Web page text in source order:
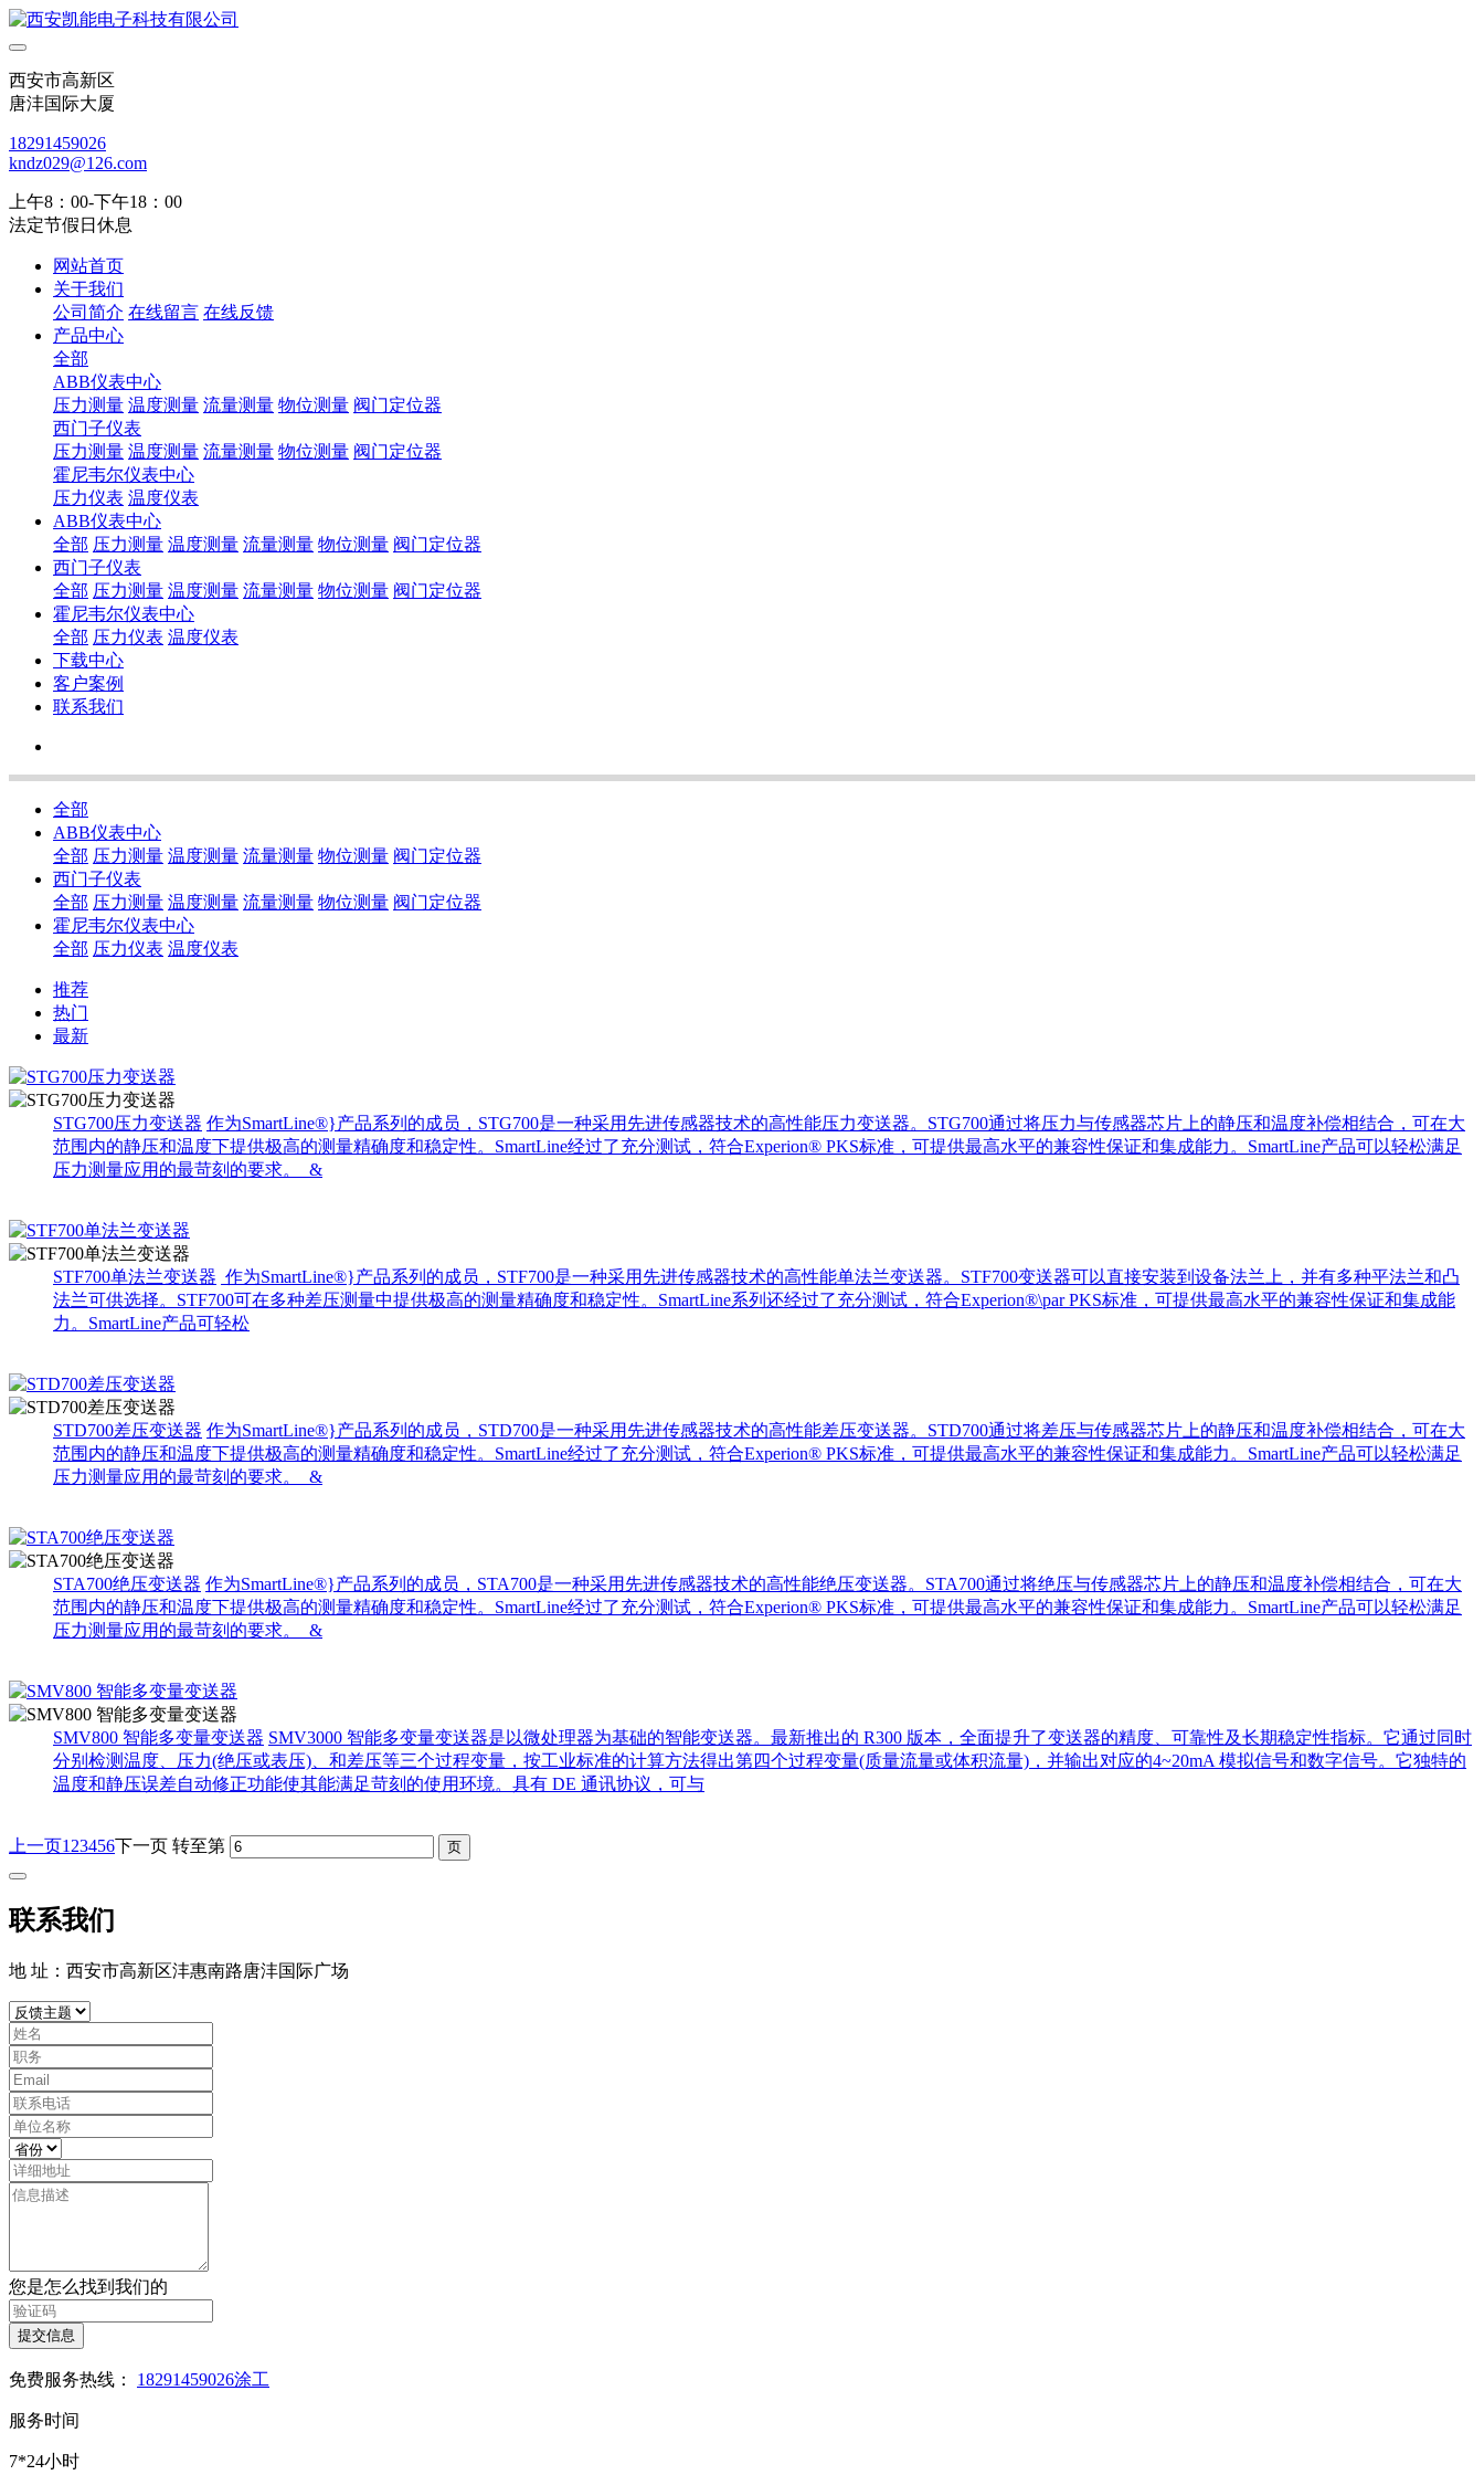
西安市高新区
唐沣国际大厦
18291459026
kndz029@126.com
上午8：00-下午18：00
法定节假日休息
网站首页
关于我们
公司简介 在线留言 在线反馈
产品中心
全部
ABB仪表中心
压力测量 温度测量 流量测量 物位测量 阀门定位器
西门子仪表
压力测量 温度测量 流量测量 物位测量 阀门定位器
霍尼韦尔仪表中心
压力仪表 温度仪表
ABB仪表中心
全部 压力测量 温度测量 流量测量 物位测量 阀门定位器
西门子仪表
全部 压力测量 温度测量 流量测量 物位测量 阀门定位器
霍尼韦尔仪表中心
全部 压力仪表 温度仪表
下载中心
客户案例
联系我们
全部
ABB仪表中心
全部 压力测量 温度测量 流量测量 物位测量 阀门定位器
西门子仪表
全部 压力测量 温度测量 流量测量 物位测量 阀门定位器
霍尼韦尔仪表中心
全部 压力仪表 温度仪表
推荐
热门
最新
STG700压力变送器 作为SmartLine®}产品系列的成员，STG700是一种采用先进传感器技术的高性能压力变送器。STG700通过将压力与传感器芯片上的静压和温度补偿相结合，可在大
范围内的静压和温度下提供极高的测量精确度和稳定性。SmartLine经过了充分测试，符合Experion® PKS标准，可提供最高水平的兼容性保证和集成能力。SmartLine产品可以轻松满足
压力测量应用的最苛刻的要求。 &
STF700单法兰变送器 作为SmartLine®}产品系列的成员，STF700是一种采用先进传感器技术的高性能单法兰变送器。STF700变送器可以直接安装到设备法兰上，并有多种平法兰和凸
法兰可供选择。STF700可在多种差压测量中提供极高的测量精确度和稳定性。SmartLine系列还经过了充分测试，符合Experion®\par PKS标准，可提供最高水平的兼容性保证和集成能
力。SmartLine产品可轻松
STD700差压变送器 作为SmartLine®}产品系列的成员，STD700是一种采用先进传感器技术的高性能差压变送器。STD700通过将差压与传感器芯片上的静压和温度补偿相结合，可在大
范围内的静压和温度下提供极高的测量精确度和稳定性。SmartLine经过了充分测试，符合Experion® PKS标准，可提供最高水平的兼容性保证和集成能力。SmartLine产品可以轻松满足
压力测量应用的最苛刻的要求。 &
STA700绝压变送器 作为SmartLine®}产品系列的成员，STA700是一种采用先进传感器技术的高性能绝压变送器。STA700通过将绝压与传感器芯片上的静压和温度补偿相结合，可在大
范围内的静压和温度下提供极高的测量精确度和稳定性。SmartLine经过了充分测试，符合Experion® PKS标准，可提供最高水平的兼容性保证和集成能力。SmartLine产品可以轻松满足
压力测量应用的最苛刻的要求。 &
SMV800 智能多变量变送器 SMV3000 智能多变量变送器是以微处理器为基础的智能变送器。最新推出的 R300 版本，全面提升了变送器的精度、可靠性及长期稳定性指标。它通过同时
分别检测温度、压力(绝压或表压)、和差压等三个过程变量，按工业标准的计算方法得出第四个过程变量(质量流量或体积流量)，并输出对应的4~20mA 模拟信号和数字信号。它独特的
温度和静压误差自动修正功能使其能满足苛刻的使用环境。具有 DE 通讯协议，可与
上一页1 23456下一页 转至第
联系我们
地 址：西安市高新区沣惠南路唐沣国际广场
您是怎么找到我们的
提交信息
免费服务热线： 18291459026涂工
服务时间
7*24小时